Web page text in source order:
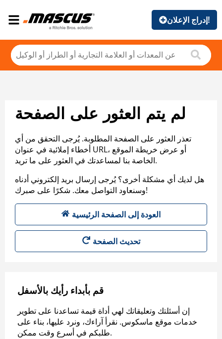
إدراج الإعلان!
لم يتم العثور على الصفحة
تعذر العثور على الصفحة المطلوبة. يُرجى التحقق من أي
أخطاء إملائية في عنوان URL، أو عرض خريطة الموقع
الخاصة بنا لمساعدتك في العثور على ما تريد.
هل لديك أي مشكلة أخرى؟ يُرجى إرسال بريد إلكتروني أدناه
وسنعاود التواصل معك. شكرًا على صبرك!
العودة إلى الصفحة الرئيسية
تحديث الصفحة
قم بأبداء رأيك بالأسفل
إن أسئلتك وتعليقاتك لهي أداة قيمة تساعدنا على تطوير
خدمات موقع ماسكوس. نقرأ آراءك، ونرد عليها، بناء على
طلبكم في أسرع وقت ممكن.